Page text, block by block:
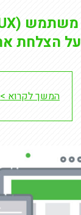
על הצלחת
המשך לקרוא >